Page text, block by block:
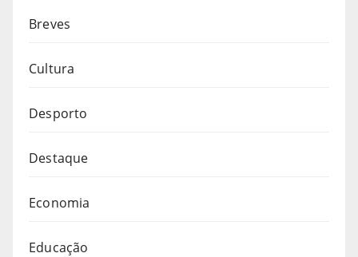
Breves
Cultura
Desporto
Destaque
Economia
Educação